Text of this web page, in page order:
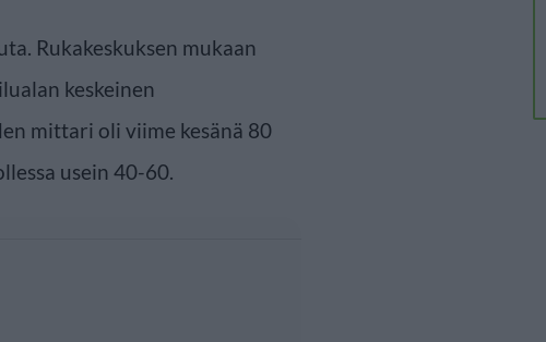
Rukakeskuksen mukaan
keskeinen
mittari oli viime kesänä 80
usein 40-60.